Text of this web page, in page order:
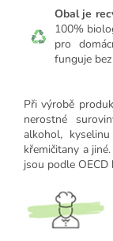
Obal je
100%
pro
funguje
Při výrobě
nerostné
alkohol,
křemičitany a
jsou podle